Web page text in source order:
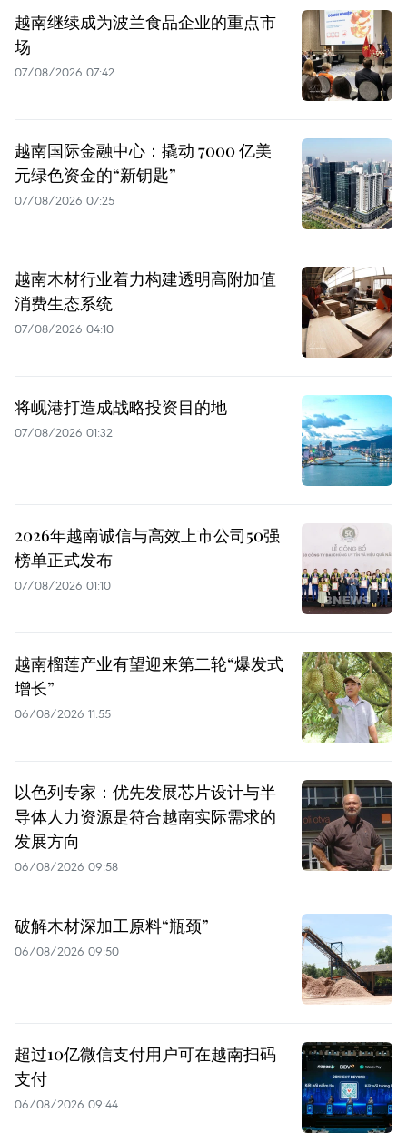
越南继续成为波兰食品企业的重点市
场
07/08/2026 07:42
越南国际金融中心：撬动 7000 亿美
元绿色资金的“新钥匙”
07/08/2026 07:25
越南木材行业着力构建透明高附加值
消费生态系统
07/08/2026 04:10
将岘港打造成战略投资目的地
07/08/2026 01:32
2026年越南诚信与高效上市公司50强
榜单正式发布
07/08/2026 01:10
越南榴莲产业有望迎来第二轮“爆发式
增长”
06/08/2026 11:55
以色列专家：优先发展芯片设计与半
导体人力资源是符合越南实际需求的
发展方向
06/08/2026 09:58
破解木材深加工原料“瓶颈”
06/08/2026 09:50
超过10亿微信支付用户可在越南扫码
支付
06/08/2026 09:44